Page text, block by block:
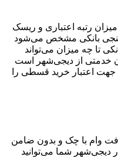
رتبه اعتباری و ریسک
بانکی مشخص می‌شود
تا چه میزان می‌تواند
خدمتی از دیجی‌شهر است
جهت اعتبار خرید قسطی را
وام با چک و بدون ضامن
دیجی‌شهر شما می‌توانید